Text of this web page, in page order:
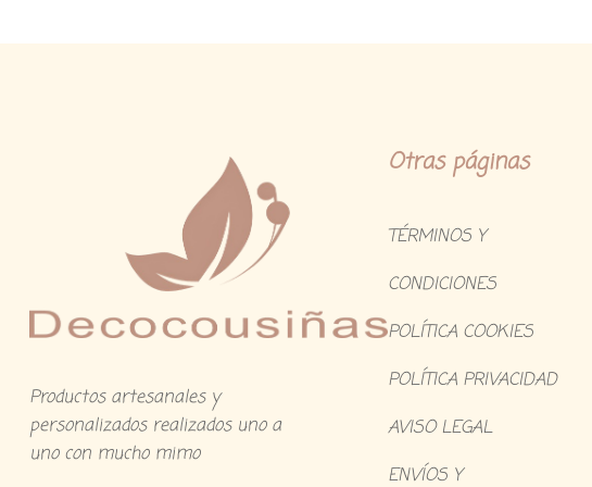
Productos artesanales y
personalizados realizados uno a
uno con mucho mimo
Otras páginas
TÉRMINOS Y
CONDICIONES
POLÍTICA COOKIES
POLÍTICA PRIVACIDAD
AVISO LEGAL
ENVÍOS Y